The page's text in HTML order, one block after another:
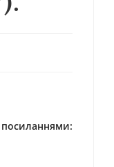
посиланнями: